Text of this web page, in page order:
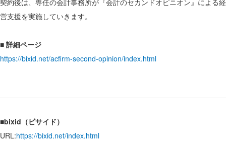
契約後は、専任の会計事務所が『会計のセカンドオピニオン』による経
営支援を実施していきます。
■ 詳細ページ
https://bixid.net/acfirm-second-opinion/index.html
■bixid（ビサイド）
URL:https://bixid.net/index.html